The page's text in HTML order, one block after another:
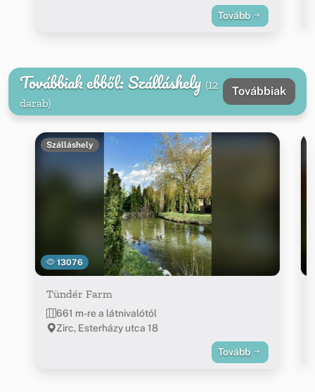
Tovább
Továbbiak ebből: Szálláshely (12
darab)
Továbbiak
13076
Szálláshely
Tündér Farm
661 m-re a látnivalótól
Zirc, Esterházy utca 18
Tovább